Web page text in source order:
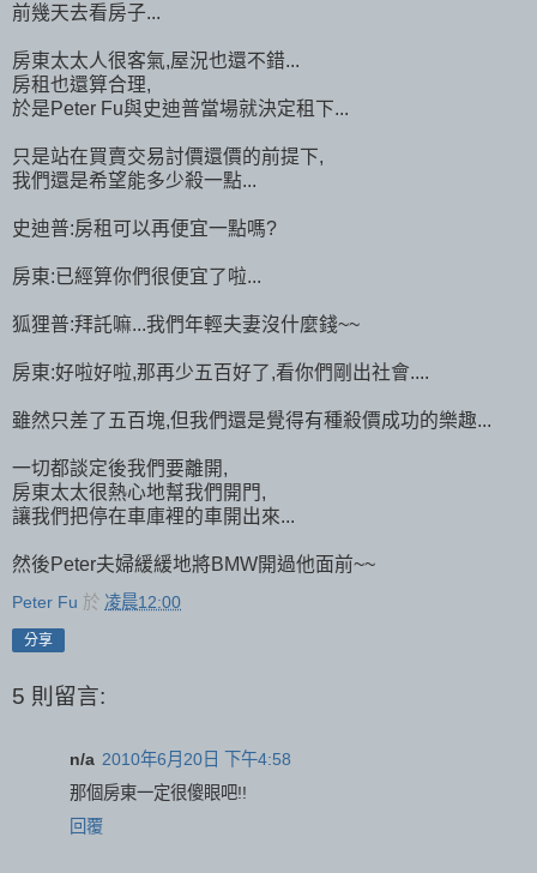
前幾天去看房子...
房東太太人很客氣,屋況也還不錯...
房租也還算合理,
於是Peter Fu與史迪普當場就決定租下...
只是站在買賣交易討價還價的前提下,
我們還是希望能多少殺一點...
史迪普:房租可以再便宜一點嗎?
房東:已經算你們很便宜了啦...
狐狸普:拜託嘛...我們年輕夫妻沒什麼錢~~
房東:好啦好啦,那再少五百好了,看你們剛出社會....
雖然只差了五百塊,但我們還是覺得有種殺價成功的樂趣...
一切都談定後我們要離開,
房東太太很熱心地幫我們開門,
讓我們把停在車庫裡的車開出來...
然後Peter夫婦緩緩地將BMW開過他面前~~
Peter Fu 於 凌晨12:00
分享
5 則留言:
n/a 2010年6月20日 下午4:58
那個房東一定很傻眼吧!!
回覆